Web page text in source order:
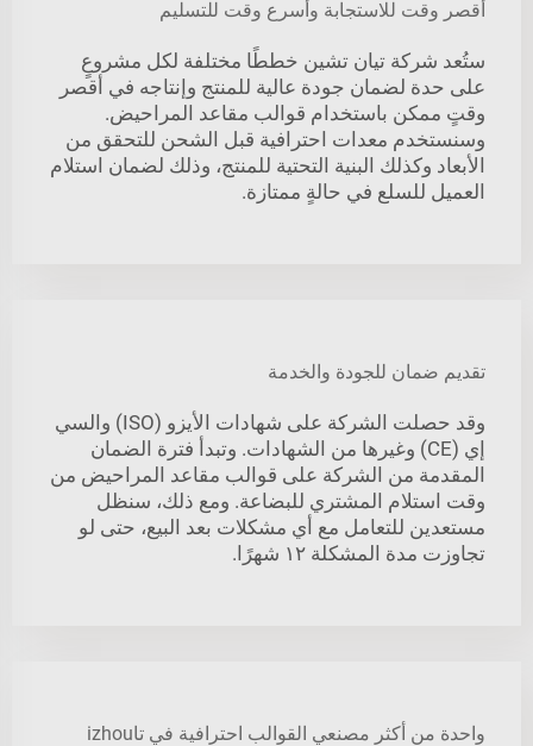
أقصر وقت للاستجابة وأسرع وقت للتسليم
ستُعد شركة تيان تشين خططًا مختلفة لكل مشروعٍ
على حدة لضمان جودة عالية للمنتج وإنتاجه في أقصر
وقتٍ ممكن باستخدام قوالب مقاعد المراحيض.
وسنستخدم معدات احترافية قبل الشحن للتحقق من
الأبعاد وكذلك البنية التحتية للمنتج، وذلك لضمان استلام
العميل للسلع في حالةٍ ممتازة.
تقديم ضمان للجودة والخدمة
وقد حصلت الشركة على شهادات الأيزو (ISO) والسي
إي (CE) وغيرها من الشهادات. وتبدأ فترة الضمان
المقدمة من الشركة على قوالب مقاعد المراحيض من
وقت استلام المشتري للبضاعة. ومع ذلك، سنظل
مستعدين للتعامل مع أي مشكلات بعد البيع، حتى لو
تجاوزت مدة المشكلة ١٢ شهرًا.
واحدة من أكثر مصنعي القوالب احترافية في تاizhou